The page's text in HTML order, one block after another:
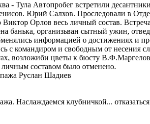
- Тула Автопробег встретили
Юрий Салхов. Проследовали в
Виктор Орлов весь личный состав.
банька, организьван сытный ужин,
информацией о достижениях и
с командиром и свободным от
возложиби цветы к бюсту
составом было отменено.
Руслан Шадиев
Наслаждаемся клубничкой...